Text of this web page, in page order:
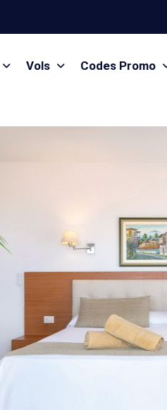
Vols Codes Promo